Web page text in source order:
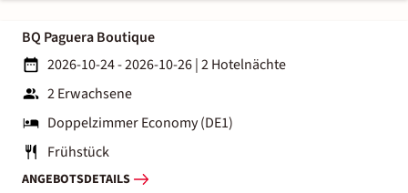
BQ Paguera Boutique
2026-10-24 - 2026-10-26|2 Hotelnächte
2 Erwachsene
Doppelzimmer Economy (DE1)
Frühstück
ANGEBOTSDETAILS